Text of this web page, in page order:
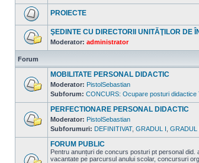
mesaje
Nu
sunt
mesaje
necitite
PROIECTE
necitite
ŞEDINTE CU DIRECTORII UNITĂŢILOR DE
Moderator: administrator
Forum
Nu
sunt
mesaje
MOBILITATE PERSONAL DIDACTIC
Moderator: PistolSebastian
Subforum: CONCURS: Ocupare posturi didactice
Nu
sunt
mesaje
necitite
PERFECTIONARE PERSONAL DIDACTIC
Moderator: PistolSebastian
Subforumuri: DEFINITIVAT, GRADUL I GRADUL
FORUM PUBLIC
Pentru anunțuri de concurs posturi pt personal
vacantate pe parcursul anului scolar, concursuri